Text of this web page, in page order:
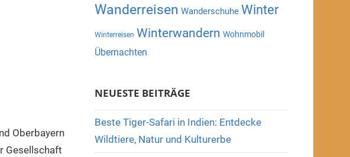
Oberbayern
Gesellschaft
Wanderreisen Wanderschuhe Winter
Winterreisen Winterwandern Wohnmobil
Übernachten
NEUESTE BEITRÄGE
Beste Tiger-Safari in Indien: Entdecke
Wildtiere, Natur und Kulturerbe